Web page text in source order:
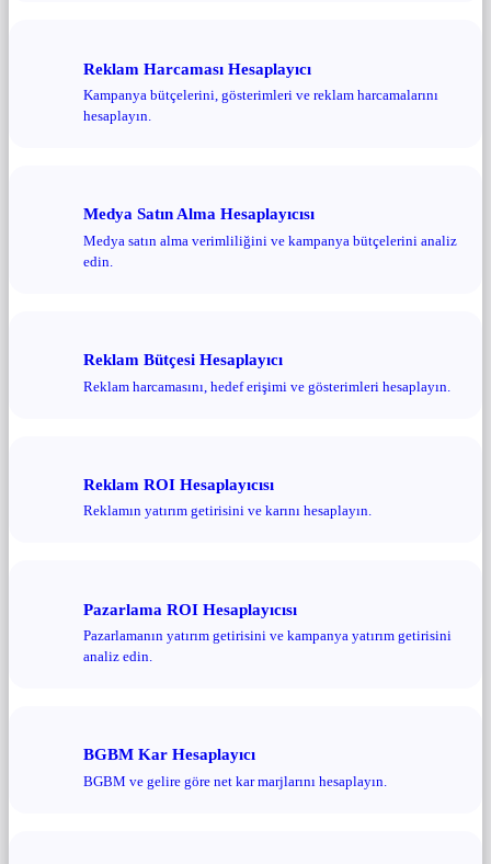
Reklam Harcaması Hesaplayıcı
Kampanya bütçelerini, gösterimleri ve reklam harcamalarını
hesaplayın.
Medya Satın Alma Hesaplayıcısı
Medya satın alma verimliliğini ve kampanya bütçelerini analiz
edin.
Reklam Bütçesi Hesaplayıcı
Reklam harcamasını, hedef erişimi ve gösterimleri hesaplayın.
Reklam ROI Hesaplayıcısı
Reklamın yatırım getirisini ve karını hesaplayın.
Pazarlama ROI Hesaplayıcısı
Pazarlamanın yatırım getirisini ve kampanya yatırım getirisini
analiz edin.
BGBM Kar Hesaplayıcı
BGBM ve gelire göre net kar marjlarını hesaplayın.